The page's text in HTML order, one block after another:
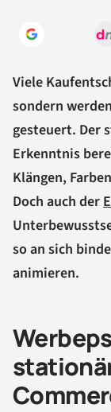
Viele
sondern
gesteuert. Der
Erkenntnis
Klängen,
Doch auch der
so an sich
animieren.